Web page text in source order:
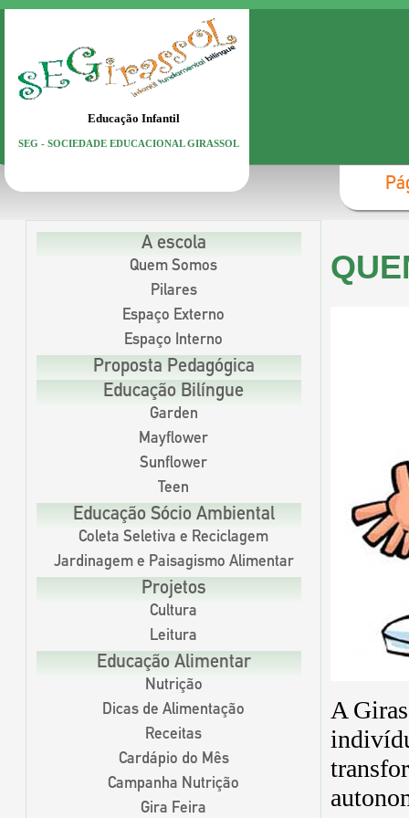
Educação Infantil
SEG - SOCIEDADE EDUCACIONAL GIRASSOL
A escola
Quem Somos
Pilares
Espaço Externo
Espaço Interno
Proposta Pedagógica
Educação Bilíngue
Garden
Mayflower
Sunflower
Teen
Educação Sócio Ambiental
Coleta Seletiva e Reciclagem
Jardinagem e Paisagismo Alimentar
Projetos
Cultura
Leitura
Educação Alimentar
Nutrição
Dicas de Alimentação
Receitas
Cardápio do Mês
Campanha Nutrição
Gira Feira
A